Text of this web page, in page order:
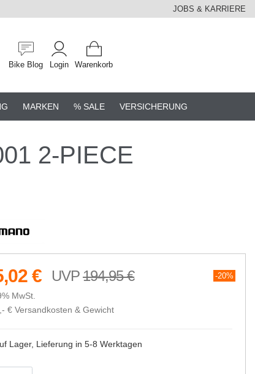
JOBS & KARRIERE
Bike Blog Login Warenkorb
MARKEN % SALE VERSICHERUNG
2-PIECE
194,95 € 20%
€
MwSt.
€ Versandkosten & Gewicht
Lager, Lieferung in 5-8 Werktagen